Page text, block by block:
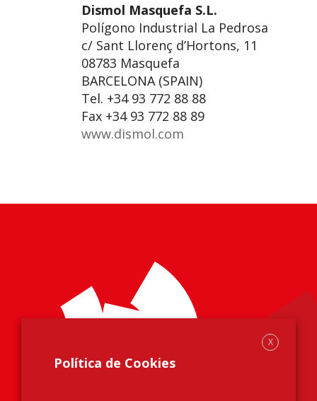
Dismol Masquefa S.L.
Polígono Industrial La Pedrosa
c/ Sant Llorenç d’Hortons, 11
08783 Masquefa
BARCELONA (SPAIN)
Tel. +34 93 772 88 88
Fax +34 93 772 88 89
www.dismol.com
X
Política de Cookies